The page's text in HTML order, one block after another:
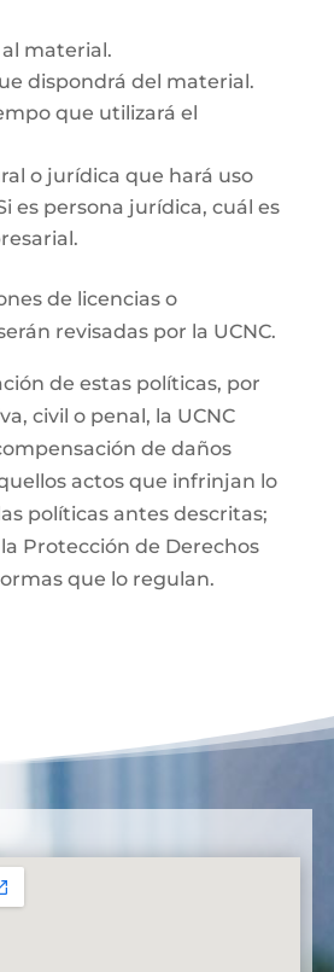
material.
dispondrá del material.
que utilizará el
o jurídica que hará uso
es persona jurídica, cuál es
de licencias o
revisadas por la UCNC.
de estas políticas, por
civil o penal, la UCNC
de daños
actos que infrinjan lo
políticas antes descritas;
Protección de Derechos
que lo regulan.